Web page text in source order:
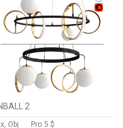
2
Obj Pro 5 $